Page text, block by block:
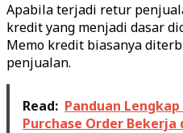
Apabila terjadi retur
kredit yang menjadi dasar
Memo kredit biasanya
penjualan.
Read: Panduan
Purchase Order Bekerja